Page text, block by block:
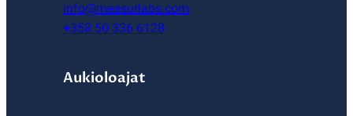
info@measurlabs.com
+358 50 336 6128
Aukioloajat